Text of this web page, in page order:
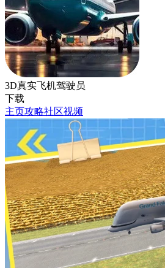
3D真实飞机驾驶员
下载
主页攻略社区视频